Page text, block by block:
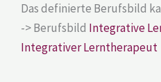
Das definierte Berufsbild
-> Berufsbild Integrative
Integrativer Lerntherapeut